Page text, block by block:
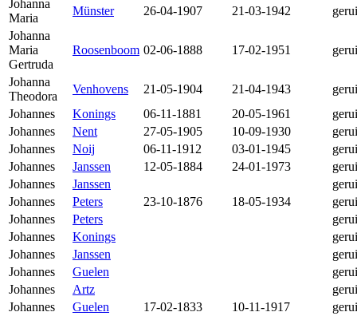
Johanna
Maria
Münster 26-04-1907 21-03-1942
Johanna
Maria
Gertruda
Roosenboom 02-06-1888 17-02-1951
Johanna
Theodora
Venhovens 21-05-1904 21-04-1943
Johannes
Konings 06-11-1881 20-05-1961
Johannes
Nent 27-05-1905 10-09-1930
Johannes
Noij 06-11-1912 03-01-1945
Johannes
Janssen 12-05-1884 24-01-1973
Johannes
Janssen
Johannes
Peters 23-10-1876 18-05-1934
Johannes
Peters
Johannes
Konings
Johannes
Janssen
Johannes
Guelen
Johannes
Artz
Johannes
Guelen 17-02-1833 10-11-1917